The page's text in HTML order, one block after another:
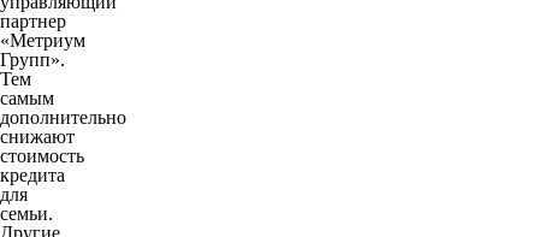
партнер
«Метриум
Групп».
Тем
самым
дополнительно
снижают
стоимость
кредита
для
семьи.
Другие